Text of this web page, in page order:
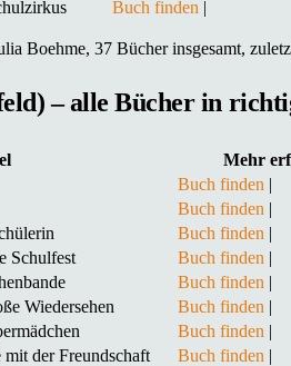
Buch finden |
Boehme, 37 Bücher insgesamt,
– alle Bücher in
Mehr
Buch finden |
Buch finden |
Buch finden |
Schulfest Buch finden |
Buch finden |
Wiedersehen Buch finden |
Buch finden |
der Freundschaft Buch finden |